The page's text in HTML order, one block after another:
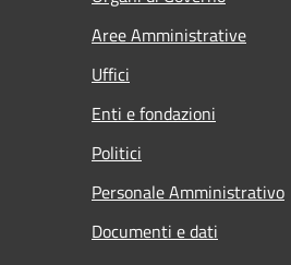
Aree Amministrative
Uffici
Enti e fondazioni
Politici
Personale Amministrativo
Documenti e dati